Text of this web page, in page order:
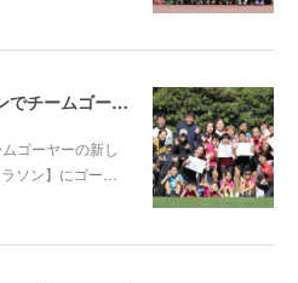
2026 南風原町・新春マラソンでチームゴーヤー大活躍！
ゴーヤーの新し
ソン】にゴー…